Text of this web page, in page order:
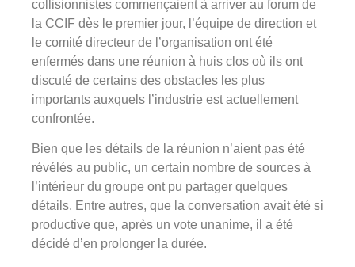
collisionnistes commençaient à arriver au forum de
la CCIF dès le premier jour, l’équipe de direction et
le comité directeur de l’organisation ont été
enfermés dans une réunion à huis clos où ils ont
discuté de certains des obstacles les plus
importants auxquels l’industrie est actuellement
confrontée.
Bien que les détails de la réunion n’aient pas été
révélés au public, un certain nombre de sources à
l’intérieur du groupe ont pu partager quelques
détails. Entre autres, que la conversation avait été si
productive que, après un vote unanime, il a été
décidé d’en prolonger la durée.